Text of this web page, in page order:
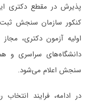
پذیرش در مقطع دکتری
کنکور سازمان سنجش ثبت
اولیه آزمون دکتری،
دانشگاه‌های سراسری و
سنجش اعلام می‌شود.
در ادامه، فرایند